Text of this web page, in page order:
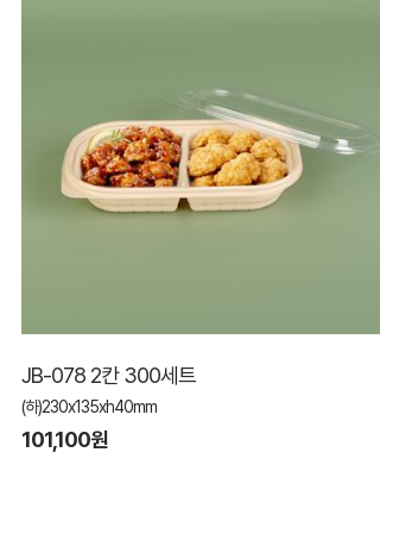
JB-078 2칸 300세트
(하)230x135xh40mm
101,100원